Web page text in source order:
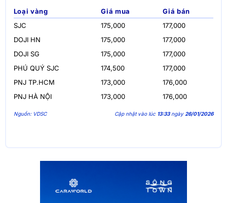
Loại vàng Giá mua
Giá bán
SJC
175,000
177,000
DOJI HN
175,000
177,000
DOJI SG
175,000
177,000
PHÚ QUÝ SJC
174,500
177,000
PNJ TP.HCM
173,000
176,000
PNJ HÀ NỘI
173,000 176,000
Nguồn: VDSC Cập nhật vào lúc 13:33ngày 26/01/2026